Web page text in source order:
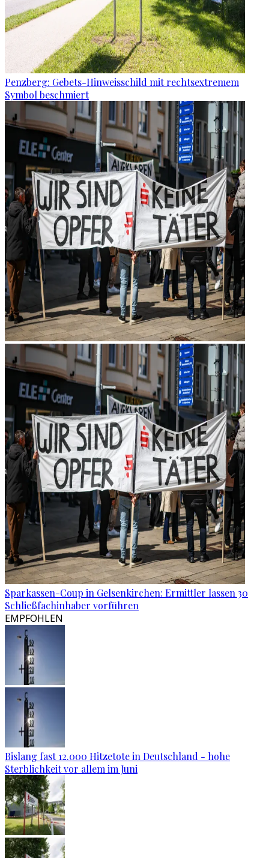
Penzberg: Gebets-Hinweisschild mit rechtsextremem
Symbol beschmiert
Sparkassen-Coup in Gelsenkirchen: Ermittler lassen 30
Schließfachinhaber vorführen
EMPFOHLEN
Bislang fast 12.000 Hitzetote in Deutschland - hohe
Sterblichkeit vor allem im Juni